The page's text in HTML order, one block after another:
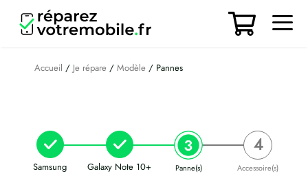
contenu
Accueil / Je répare / Modèle / Pannes
Samsung Galaxy Note 10+ Panne(s) Accessoire(s)